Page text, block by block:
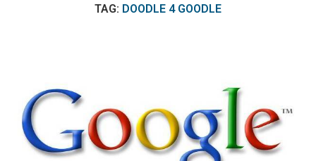
TAG: DOODLE 4 GOODLE